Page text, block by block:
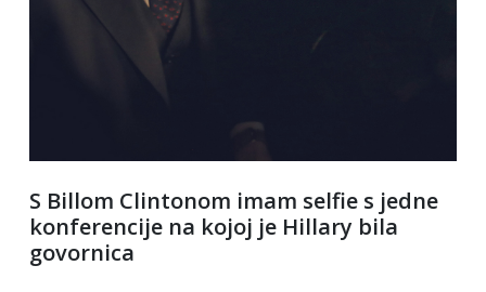
S Billom Clintonom imam selfie s jedne
konferencije na kojoj je Hillary bila
govornica